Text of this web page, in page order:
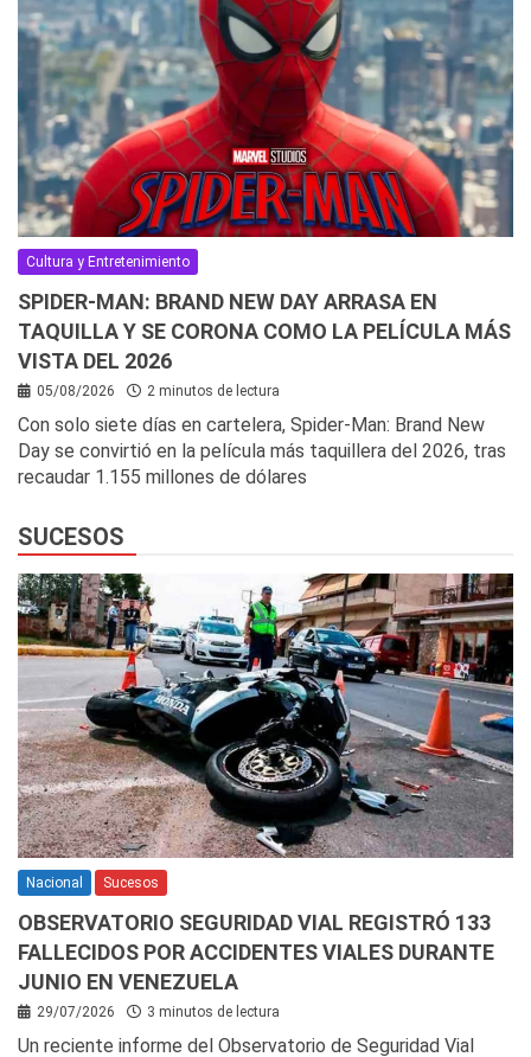
Cultura y Entretenimiento
SPIDER-MAN: BRAND NEW DAY ARRASA EN
TAQUILLA Y SE CORONA COMO LA PELÍCULA MÁS
VISTA DEL 2026
05/08/2026 2 minutos de lectura
Con solo siete días en cartelera, Spider-Man: Brand New
Day se convirtió en la película más taquillera del 2026, tras
recaudar 1.155 millones de dólares
SUCESOS
Nacional Sucesos
OBSERVATORIO SEGURIDAD VIAL REGISTRÓ 133
FALLECIDOS POR ACCIDENTES VIALES DURANTE
JUNIO EN VENEZUELA
29/07/2026 3 minutos de lectura
Un reciente informe del Observatorio de Seguridad Vial